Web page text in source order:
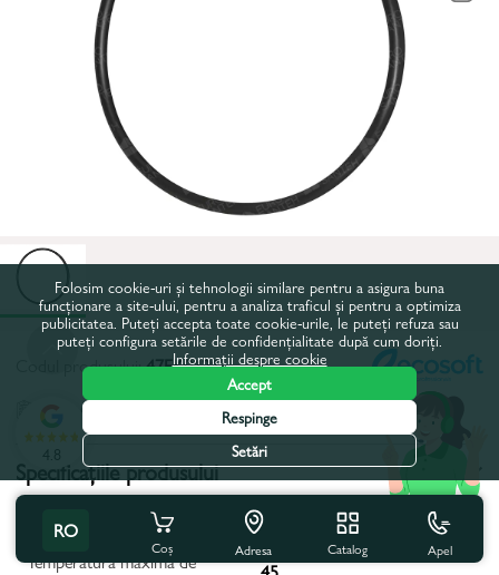
Codul produsului:47EK0121
Toate caracteristicile
Specificațiile produsului
Materialul corpului:
EPDM
Temperatura maxima de
RO
Coș Adresa Catalog Apel
4.8
Folosim cookie-uri și tehnologii similare pentru a asigura buna
funcționare a site-ului, pentru a analiza traficul și pentru a optimiza
publicitatea. Puteți accepta toate cookie-urile, le puteți refuza sau
puteți configura setările de confidențialitate după cum doriți.
Informații despre cookie
Accept
Respinge
Setări